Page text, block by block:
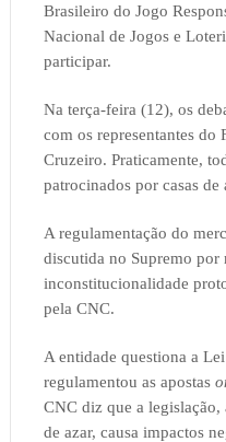
Brasileiro do Jogo
Nacional de Jogos e
participar.
Na terça-feira (12), os
com os representantes do
Cruzeiro. Praticamente,
patrocinados por casas de
A regulamentação do
discutida no Supremo por
inconstitucionalidade
pela CNC.
A entidade questiona a
regulamentou as apostas
CNC diz que a
de azar, causa impactos